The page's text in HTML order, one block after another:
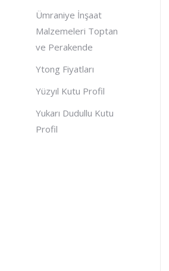
Ümraniye İnşaat
Malzemeleri Toptan
ve Perakende
Ytong Fiyatları
Yüzyıl Kutu Profil
Yukarı Dudullu Kutu
Profil